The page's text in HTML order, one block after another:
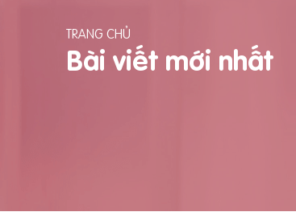
TRANG CHỦ
Bài viết mới nhất